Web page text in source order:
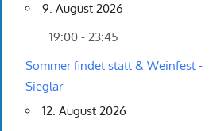
9. August 2026
19:00 - 23:45
Sommer findet statt & Weinfest -
Sieglar
12. August 2026